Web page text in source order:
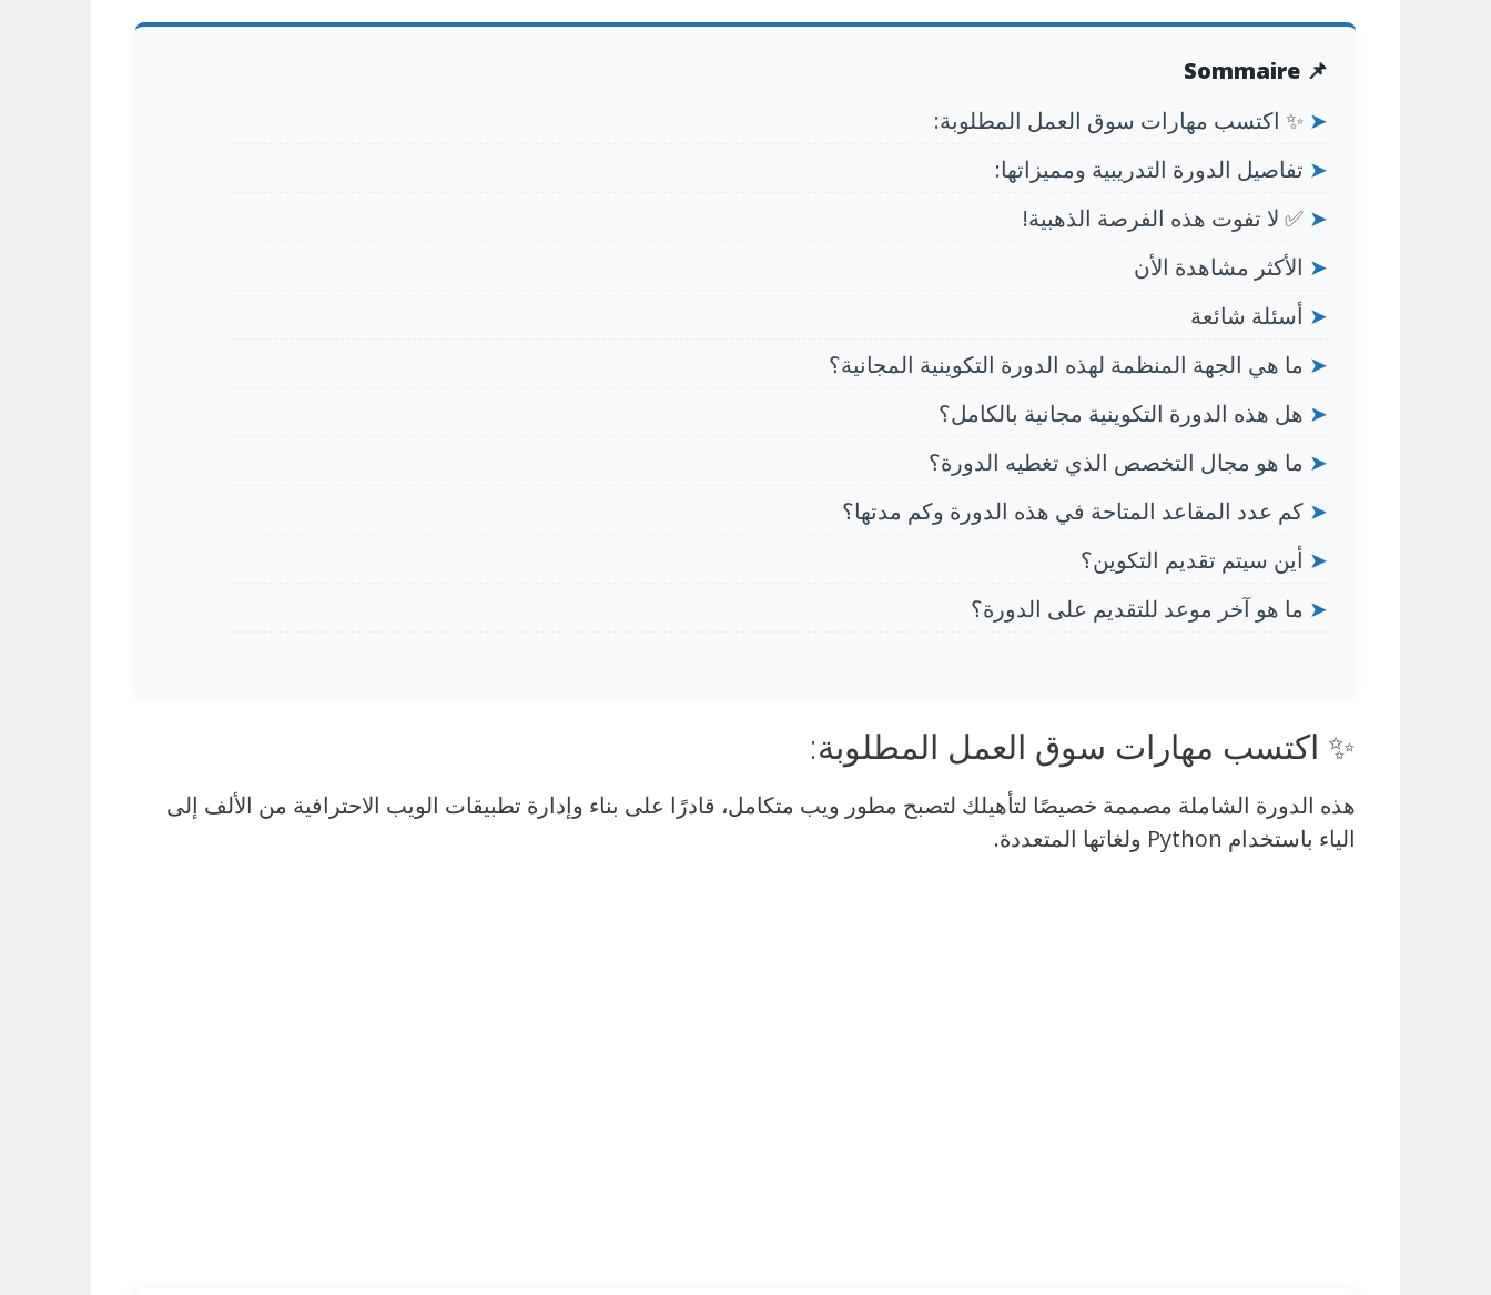
📌 Sommaire
➤ ✨ اكتسب مهارات سوق العمل المطلوبة:
➤ تفاصيل الدورة التدريبية ومميزاتها:
➤ ✅ لا تفوت هذه الفرصة الذهبية!
➤ الأكثر مشاهدة الأن
➤ أسئلة شائعة
➤ ما هي الجهة المنظمة لهذه الدورة التكوينية المجانية؟
➤ هل هذه الدورة التكوينية مجانية بالكامل؟
➤ ما هو مجال التخصص الذي تغطيه الدورة؟
➤ كم عدد المقاعد المتاحة في هذه الدورة وكم مدتها؟
➤ أين سيتم تقديم التكوين؟
➤ ما هو آخر موعد للتقديم على الدورة؟
✨ اكتسب مهارات سوق العمل المطلوبة:
هذه الدورة الشاملة مصممة خصيصًا لتأهيلك لتصبح مطور ويب متكامل، قادرًا على بناء وإدارة تطبيقات الويب الاحترافية من الألف إلى
الياء باستخدام Python ولغاتها المتعددة.